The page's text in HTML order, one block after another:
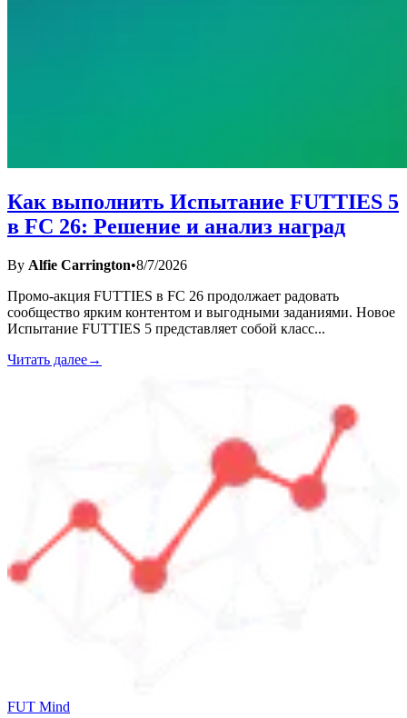
Как выполнить Испытание FUTTIES 5
в FC 26: Решение и анализ наград
By Alfie Carrington•8/7/2026
Промо-акция FUTTIES в FC 26 продолжает радовать
сообщество ярким контентом и выгодными заданиями. Новое
Испытание FUTTIES 5 представляет собой класс...
Читать далее→
FUT Mind